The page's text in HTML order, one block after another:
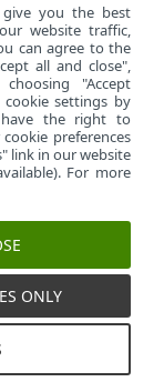
kolačićima
you the best
website traffic,
can agree to the
all and close",
"Accept
settings by
have the right to
preferences
link in our website
For more
ONLY